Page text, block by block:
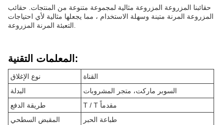
حقائبنا المزروعة المزروعة مثالية لمجموعة متنوعة من المنتجات. حقائب
المزروعة المرنة متينة وسهلة الاستخدام ، مما يجعلها مثالية لأي احتياجات
المعلمات التقنية:
نوع الإغلاق
القناة
البدلة
السوبر ماركت، متجر المشروبات
طريقة الدفع
T / T مقدماً
المقبض السطحي
طباعة الحبر